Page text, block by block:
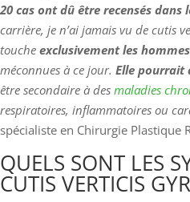
20 cas ont dû être recensés dans
carrière, je n’ai jamais vu de cutis
touche exclusivement les hommes
méconnues à ce jour. Elle pourrait
être secondaire à des maladies
respiratoires, inflammatoires ou
spécialiste en Chirurgie Plastique
QUELS SONT LES
CUTIS VERTICIS